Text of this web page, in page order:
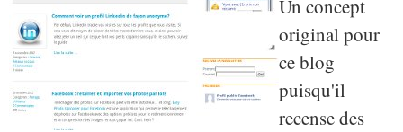
Un concept
original pour
ce blog
puisqu'il
recense des